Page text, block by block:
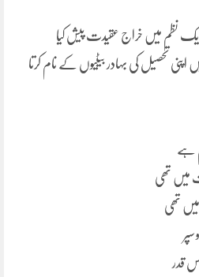
نظم میں خراج عقیدت پیش کیا
تحصیل کی بہادر بیٹیوں کے نام کرتا
ہے
میں تھی
تھی
قدر